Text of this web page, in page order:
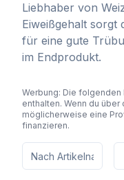
Liebhaber von
Eiweißgehalt sorgt
für eine gute
im Endprodukt.
Werbung: Die
enthalten. Wenn du
möglicherweise eine
finanzieren.